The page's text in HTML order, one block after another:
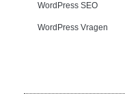
WordPress SEO
WordPress Vragen